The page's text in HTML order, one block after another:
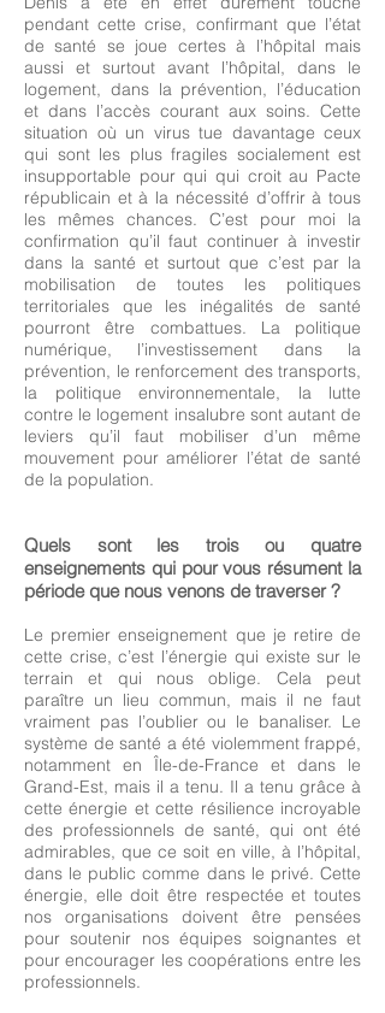
pendant cette crise, confirmant que l’état
de santé se joue certes à l’hôpital mais
aussi et surtout avant l’hôpital, dans le
logement, dans la prévention, l’éducation
et dans l’accès courant aux soins. Cette
situation où un virus tue davantage ceux
qui sont les plus fragiles socialement est
insupportable pour qui qui croit au Pacte
républicain et à la nécessité d’offrir à tous
les mêmes chances. C’est pour moi la
confirmation qu’il faut continuer à investir
dans la santé et surtout que c’est par la
mobilisation de toutes les politiques
territoriales que les inégalités de santé
pourront être combattues. La politique
numérique, l’investissement dans la
prévention, le renforcement des transports,
la politique environnementale, la lutte
contre le logement insalubre sont autant de
leviers qu’il faut mobiliser d’un même
mouvement pour améliorer l’état de santé
de la population.
Quels sont les trois ou quatre
enseignements qui pour vous résument la
période que nous venons de traverser ?
Le premier enseignement que je retire de
cette crise, c’est l’énergie qui existe sur le
terrain et qui nous oblige. Cela peut
paraître un lieu commun, mais il ne faut
vraiment pas l’oublier ou le banaliser. Le
système de santé a été violemment frappé,
notamment en Île-de-France et dans le
Grand-Est, mais il a tenu. Il a tenu grâce à
cette énergie et cette résilience incroyable
des professionnels de santé, qui ont été
admirables, que ce soit en ville, à l’hôpital,
dans le public comme dans le privé. Cette
énergie, elle doit être respectée et toutes
nos organisations doivent être pensées
pour soutenir nos équipes soignantes et
pour encourager les coopérations entre les
professionnels.